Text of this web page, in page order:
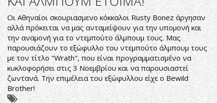
τραγούδι
και
lyric
video
από
τους
heavy
rockers
Οι Αθηναίοι σκουριασμενο κόκκαλοι Rusty Bonez άργησαν
αλλά πρόκειται να μας ανταμείψουν για την υπομονή και
την αναμονή για το ντεμπούτο άλμπουμ τους. Mας
παρουσιάζουν το εξώφυλλο του ντεμπούτο άλμπουμ τους
με τον τίτλο "Wrath", που είναι προγραμματισμένο να
κυκλοφορήσει στις 3 Νοεμβρίου και να παρουσιαστεί
ζωντανά. Την επιμέλεια του εξώφυλλου είχε οBewild
Brother!